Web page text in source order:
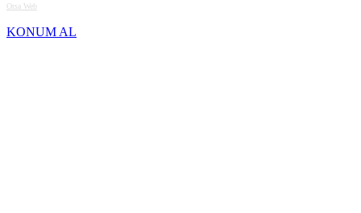
Orsa Web
KONUM AL